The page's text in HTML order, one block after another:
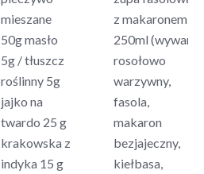
mieszane
50g masło
5g / tłuszcz
roślinny 5g
jajko na
twardo 25 g
krakowska z
indyka 15 g
z makaronem
250ml (wywar
rosołowo
warzywny,
fasola,
makaron
bezjajeczny,
kiełbasa,